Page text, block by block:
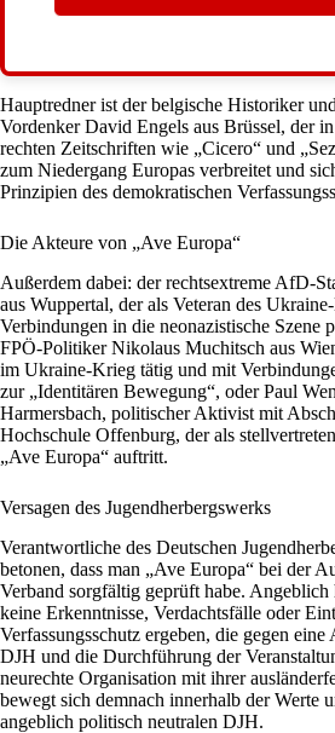
Hauptredner ist der belgische Historiker
Vordenker David Engels aus Brüssel, der
rechten Zeitschriften wie „Cicero“ und
zum Niedergang Europas verbreitet und
Prinzipien des demokratischen
Die Akteure von „Ave Europa“
Außerdem dabei: der rechtsextreme AfD-
aus Wuppertal, der als Veteran des
Verbindungen in die neonazistische Szene
FPÖ-Politiker Nikolaus Muchitsch aus
im Ukraine-Krieg tätig und mit
zur „Identitären Bewegung“, oder Paul
Harmersbach, politischer Aktivist mit
Hochschule Offenburg, der als
„Ave Europa“ auftritt.
Versagen des Jugendherbergswerks
Verantwortliche des Deutschen
betonen, dass man „Ave Europa“ bei der
Verband sorgfältig geprüft habe. Angeblich
keine Erkenntnisse, Verdachtsfälle oder
Verfassungsschutz ergeben, die gegen eine
DJH und die Durchführung der
neurechte Organisation mit ihrer
bewegt sich demnach innerhalb der Werte
angeblich politisch neutralen DJH.